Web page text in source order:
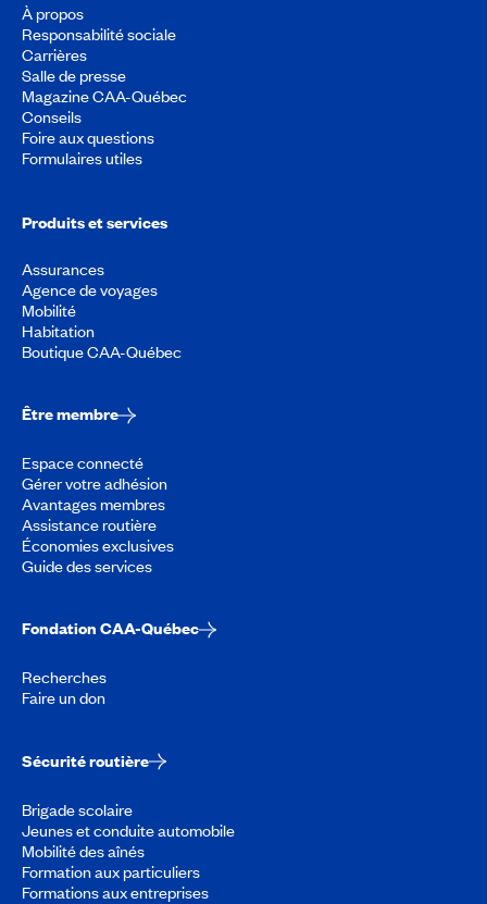
À propos
Responsabilité sociale
Carrières
Salle de presse
Magazine CAA-Québec
Conseils
Foire aux questions
Formulaires utiles
Produits et services
Assurances
Agence de voyages
Mobilité
Habitation
Boutique CAA-Québec
Être membre
Espace connecté
Gérer votre adhésion
Avantages membres
Assistance routière
Économies exclusives
Guide des services
Fondation CAA-Québec
Recherches
Faire un don
Sécurité routière
Brigade scolaire
Jeunes et conduite automobile
Mobilité des aînés
Formation aux particuliers
Formations aux entreprises